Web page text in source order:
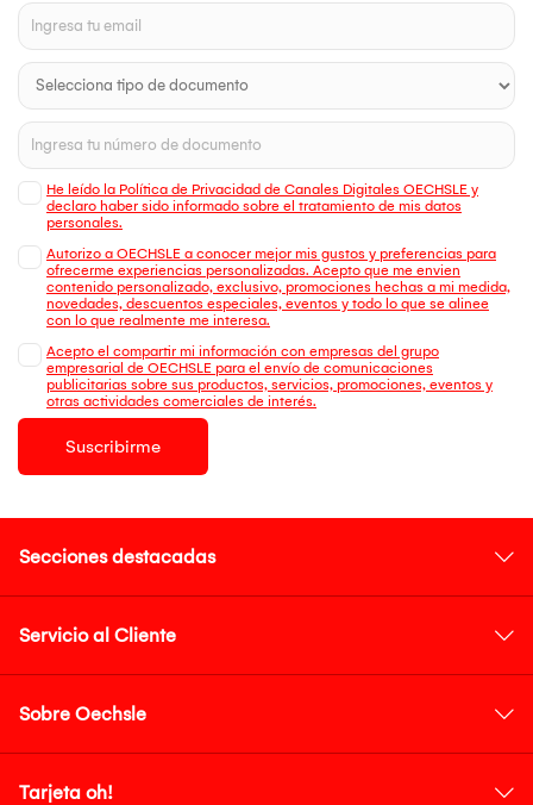
He leído la Política de Privacidad de Canales Digitales OECHSLE y
declaro haber sido informado sobre el tratamiento de mis datos
personales.
Autorizo a OECHSLE a conocer mejor mis gustos y preferencias para
ofrecerme experiencias personalizadas. Acepto que me envien
contenido personalizado, exclusivo, promociones hechas a mi medida,
novedades, descuentos especiales, eventos y todo lo que se alinee
con lo que realmente me interesa.
Acepto el compartir mi información con empresas del grupo
empresarial de OECHSLE para el envío de comunicaciones
publicitarias sobre sus productos, servicios, promociones, eventos y
otras actividades comerciales de interés.
Suscribirme
Secciones destacadas
Servicio al Cliente
Sobre Oechsle
Tarjeta oh!